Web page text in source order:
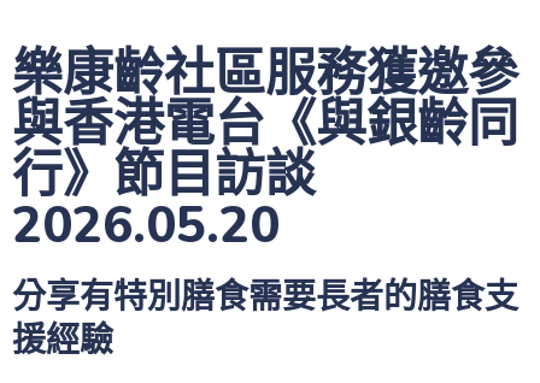
樂康齡社區服務獲邀參
與香港電台《與銀齡同
行》節目訪談
2026.05.20
分享有特別膳食需要長者的膳食支
援經驗